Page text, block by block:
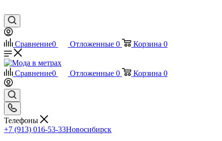
Сравнение0 Отложенные 0 Корзина 0
Сравнение0 Отложенные 0 Корзина 0
Телефоны
+7 (913) 016-53-33Новосибирск